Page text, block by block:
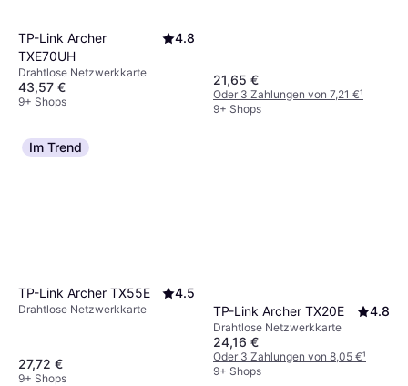
TP-Link Archer
TXE70UH
4.8
Drahtlose Netzwerkkarte
43,57 €
9+ Shops
21,65 €
Oder 3 Zahlungen von 7,21 €¹
9+ Shops
Im Trend
TP-Link Archer TX55E 4.5
Drahtlose Netzwerkkarte
27,72 €
9+ Shops
TP-Link Archer TX20E 4.8
Drahtlose Netzwerkkarte
24,16 €
Oder 3 Zahlungen von 8,05 €¹
9+ Shops